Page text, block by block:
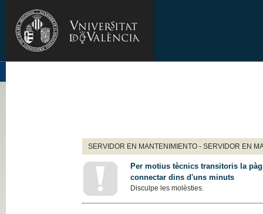
SERVIDOR EN MANTENIMIENTO - SERVIDOR EN
Per motius tècnics transitoris la
connectar dins d'uns minuts
Disculpe les molèsties.